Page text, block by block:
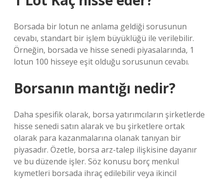
Borsada bir lotun ne anlama geldiği sorusunun
cevabı, standart bir işlem büyüklüğü ile verilebilir.
Örneğin, borsada ve hisse senedi piyasalarında, 1
lotun 100 hisseye eşit olduğu sorusunun cevabı.
Borsanın mantığı nedir?
Daha spesifik olarak, borsa yatırımcıların şirketlerde
hisse senedi satın alarak ve bu şirketlere ortak
olarak para kazanmalarına olanak tanıyan bir
piyasadır. Özetle, borsa arz-talep ilişkisine dayanır
ve bu düzende işler. Söz konusu borç menkul
kıymetleri borsada ihraç edilebilir veya ikincil